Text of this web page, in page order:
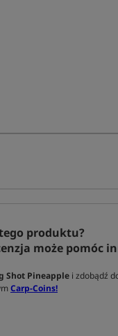
produktu?
może pomóc
Shot Pineapple i zdobądź
Carp-Coins!